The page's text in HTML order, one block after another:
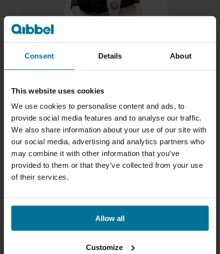
Consent Details About
This website uses cookies
We use cookies to personalise content and ads, to
provide social media features and to analyse our traffic.
We also share information about your use of our site with
our social media, advertising and analytics partners who
may combine it with other information that you’ve
provided to them or that they’ve collected from your use
of their services.
Allow all
Customize